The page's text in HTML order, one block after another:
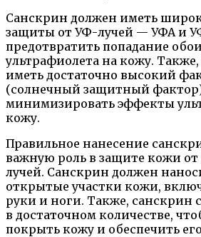
Санскрин должен иметь
защиты от УФ-лучей — УФА и
предотвратить попадание
ультрафиолета на кожу.
иметь достаточно высокий
(солнечный защитный
минимизировать эффекты
кожу.
Правильное нанесение
важную роль в защите кожи от
лучей. Санскрин должен
открытые участки кожи,
руки и ноги. Также, санскрин
в достаточном количестве,
покрыть кожу и обеспечить